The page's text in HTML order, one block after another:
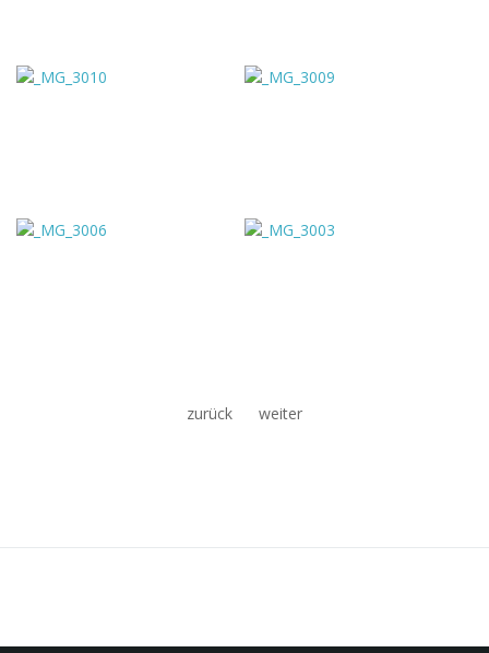
zurück weiter